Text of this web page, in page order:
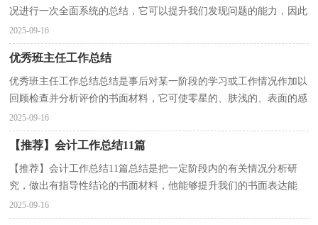
况进行一次全面系统的总结，它可以提升我们发现问题的能力，因此
我们需要回头归纳，写一份总结了。那么我们该怎么...
2025-09-16
优秀班主任工作总结
优秀班主任工作总结总结是事后对某一阶段的学习或工作情况作加以
回顾检查并分析评价的书面材料，它可使零星的、肤浅的、表面的感
性认知上升到全面的、系统的、本质的理性认识...
2025-09-16
【推荐】会计工作总结11篇
【推荐】会计工作总结11篇总结是把一定阶段内的有关情况分析研
究，做出有指导性结论的书面材料，他能够提升我们的书面表达能
力，因此，让我们写一份总结吧。那么你知道总结如何写吗...
2025-09-16